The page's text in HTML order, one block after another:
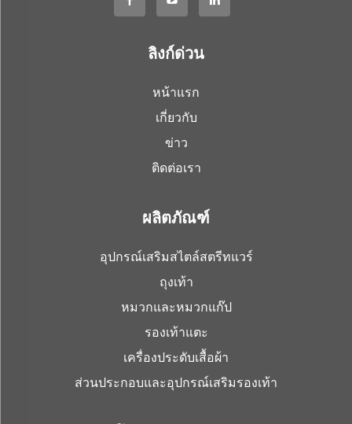
ลิงก์ด่วน
หน้าแรก
เกี่ยวกับ
ข่าว
ติดต่อเรา
ผลิตภัณฑ์
อุปกรณ์เสริมสไตล์สตรีทแวร์
ถุงเท้า
หมวกและหมวกแก๊ป
รองเท้าแตะ
เครื่องประดับเสื้อผ้า
ส่วนประกอบและอุปกรณ์เสริมรองเท้า